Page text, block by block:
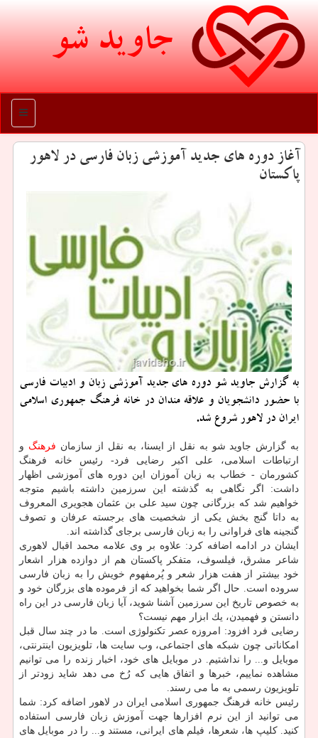
جاوید شو
منو
آغاز دوره های جدید آموزشی زبان فارسی در لاهور
پاكستان
به گزارش جاوید شو دوره های جدید آموزشی زبان و ادبیات فارسی
با حضور دانشجویان و علاقه مندان در خانه فرهنگ جمهوری اسلامی
ایران در لاهور شروع شد.
به گزارش جاوید شو به نقل از ایسنا، به نقل از سازمان فرهنگ و
ارتباطات اسلامی، علی اكبر رضایی فرد- رئیس خانه فرهنگ
كشورمان - خطاب به زبان آموزان این دوره های آموزشی اظهار
داشت: اگر نگاهی به گذشته این سرزمین داشته باشیم متوجه
خواهیم شد كه بزرگانی چون سید علی بن عثمان هجویری المعروف
به داتا گنج بخش یكی از شخصیت های برجسته عرفان و تصوف
گنجینه ‎های فراوانی را به زبان فارسی برجای گذاشته اند.
ایشان در ادامه اضافه كرد: علاوه بر وی علامه محمد اقبال لاهوری
شاعر مشرق، فیلسوف، متفكر پاكستان هم از دوازده هزار اشعار
خود بیشتر از هفت هزار شعر و پُرمفهوم خویش را به زبان فارسی
سروده است. حال اگر شما بخواهید كه از فرموده های بزرگان خود و
به خصوص تاریخ این سرزمین آشنا شوید، آیا زبان فارسی در این راه
دانستن و فهمیدن، یك ابزار مهم نیست؟
رضایی فرد افزود: امروزه عصر تكنولوژی است. ما در چند سال قبل
امكاناتی چون شبكه های اجتماعی، وب سایت ها، تلویزیون اینترنتی،
موبایل و... را نداشتیم. در موبایل های خود، اخبار زنده را می توانیم
مشاهده نماییم، خبرها و اتفاق هایی كه رُخ می دهد شاید زودتر از
تلویزیون رسمی به ما می رسند.
رئیس خانه فرهنگ جمهوری اسلامی ایران در لاهور اضافه كرد: شما
می توانید از این نرم افزارها جهت آموزش زبان فارسی استفاده
كنید. كلیپ ها، شعرها، فیلم های ایرانی، مستند و... را در موبایل های